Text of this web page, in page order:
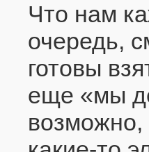
Что нам
очередь,
готовы
еще «мы
возможно,